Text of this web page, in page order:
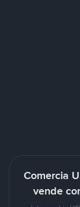
Comercia
vende